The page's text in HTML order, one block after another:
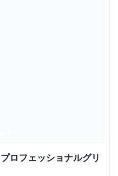
ロフェッショナルグリ